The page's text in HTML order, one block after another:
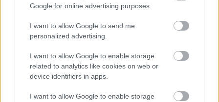
Google for online advertising purposes.
I want to allow Google to send me
personalized advertising.
I want to allow Google to enable storage
related to analytics like cookies on web or
device identifiers in apps.
I want to allow Google to enable storage
vádakkal rukkoltak elő az oroszok